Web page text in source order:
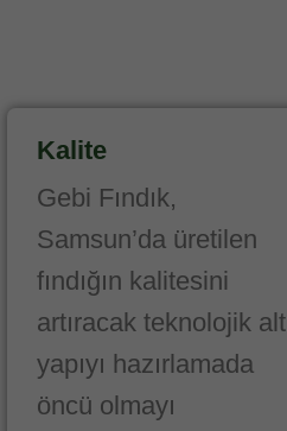
Kalite
Gebi Fındık,
Samsun’da üretilen
fındığın kalitesini
artıracak teknolojik alt
yapıyı hazırlamada
öncü olmayı